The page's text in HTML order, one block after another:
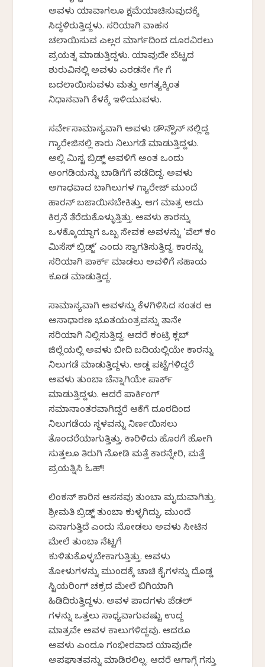
ಅವಳು ಯಾವಾಗಲೂ ಕ್ಷಮೆಯಾಚಿಸುವುದಕ್ಕೆ
ಸಿದ್ಧಳಿರುತ್ತಿದ್ದಳು. ಸರಿಯಾಗಿ ವಾಹನ
ಚಲಾಯಿಸುವ ಎಲ್ಲರ ಮಾರ್ಗದಿಂದ ದೂರವಿರಲು
ಪ್ರಯತ್ನ ಮಾಡುತ್ತಿದ್ದಳು. ಯಾವುದೇ ಬೆಟ್ಟದ
ಶುರುವಿನಲ್ಲಿ ಅವಳು ಎರಡನೇ ಗೇರ್ ಗೆ
ಬದಲಾಯಿಸುವಳು ಮತ್ತು ಅಗತ್ಯಕ್ಕಿಂತ
ನಿಧಾನವಾಗಿ ಕೆಳಕ್ಕೆ ಇಳಿಯುವಳು.
ಸರ್ವೇಸಾಮಾನ್ಯವಾಗಿ ಅವಳು ಡೌನ್ಟೌನ್ ನಲ್ಲಿದ್ದ
ಗ್ಯಾರೇಜಿನಲ್ಲಿ ಕಾರು ನಿಲುಗಡೆ ಮಾಡುತ್ತಿದ್ದಳು.
ಅಲ್ಲಿ ಮಿಸ್ಟರ್ ಬ್ರಿಡ್ಜ್ ಅವಳಿಗೆ ಅಂತ ಒಂದು
ಅಂಗಡಿಯನ್ನು ಬಾಡಿಗೆಗೆ ಪಡೆದಿದ್ದ. ಅವಳು
ಅಗಾಧವಾದ ಬಾಗಿಲುಗಳ ಗ್ಯಾರೇಜ್ ಮುಂದೆ
ಹಾರನ್ ಬಜಾಯಿಸಬೇಕಿತ್ತು. ಆಗ ಮಾತ್ರ ಅದು
ಕಿರ್ರನೆ ತೆರೆದುಕೊಳ್ಳುತ್ತಿತ್ತು. ಅವಳು ಕಾರನ್ನು
ಒಳಕ್ಕೊಯ್ದಾಗ ಒಬ್ಬ ಸೇವಕ ಅವಳನ್ನು ‘ವೆಲ್ ಕಂ
ಮಿಸೆಸ್ ಬ್ರಿಡ್ಜ್’ ಎಂದು ಸ್ವಾಗತಿಸುತ್ತಿದ್ದ. ಕಾರನ್ನು
ಸರಿಯಾಗಿ ಪಾರ್ಕ್ ಮಾಡಲು ಅವಳಿಗೆ ಸಹಾಯ
ಕೂಡ ಮಾಡುತ್ತಿದ್ದ.
ಸಾಮಾನ್ಯವಾಗಿ ಅವಳನ್ನು ಕೆಳಗಿಳಿಸಿದ ನಂತರ ಆ
ಅಸಾಧಾರಣ ಭೂತಯಂತ್ರವನ್ನು ತಾನೇ
ಸರಿಯಾಗಿ ನಿಲ್ಲಿಸುತ್ತಿದ್ದ. ಆದರೆ ಕಂಟ್ರಿ ಕ್ಲಬ್
ಜಿಲ್ಲೆಯಲ್ಲಿ ಅವಳು ಬೀದಿ ಬದಿಯಲ್ಲಿಯೇ ಕಾರನ್ನು
ನಿಲುಗಡೆ ಮಾಡುತ್ತಿದ್ದಳು. ಅಡ್ಡ ಪಟ್ಟೆಗಳಿದ್ದರೆ
ಅವಳು ತುಂಬಾ ಚೆನ್ನಾಗಿಯೇ ಪಾರ್ಕ್
ಮಾಡುತ್ತಿದ್ದಳು. ಆದರೆ ಪಾರ್ಕಿಂಗ್
ಸಮಾನಾಂತರವಾಗಿದ್ದರೆ ಆಕೆಗೆ ದೂರದಿಂದ
ನಿಲುಗಡೆಯ ಸ್ಥಳವನ್ನು ನಿರ್ಣಯಿಸಲು
ತೊಂದರೆಯಾಗುತ್ತಿತ್ತು. ಕಾರಿಳಿದು ಹೊರಗೆ ಹೋಗಿ
ಸುತ್ತಲೂ ತಿರುಗಿ ನೋಡಿ ಮತ್ತೆ ಕಾರನ್ನೇರಿ, ಮತ್ತೆ
ಪ್ರಯತ್ನಿಸಿ ಓಹ್!
ಲಿಂಕನ್ ಕಾರಿನ ಆಸನವು ತುಂಬಾ ಮೃದುವಾಗಿತ್ತು.
ಶ್ರೀಮತಿ ಬ್ರಿಡ್ಜ್ ತುಂಬಾ ಕುಳ್ಳಗಿದ್ದು, ಮುಂದೆ
ಏನಾಗುತ್ತಿದೆ ಎಂದು ನೋಡಲು ಅವಳು ಸೀಟಿನ
ಮೇಲೆ ತುಂಬಾ ನೆಟ್ಟಗೆ
ಕುಳಿತುಕೊಳ್ಳಬೇಕಾಗುತ್ತಿತ್ತು. ಅವಳು
ತೋಳುಗಳನ್ನು ಮುಂದಕ್ಕೆ ಚಾಚಿ ಕೈಗಳನ್ನು ದೊಡ್ಡ
ಸ್ಟಿಯರಿಂಗ್ ಚಕ್ರದ ಮೇಲೆ ಬಿಗಿಯಾಗಿ
ಹಿಡಿದಿರುತ್ತಿದ್ದಳು. ಅವಳ ಪಾದಗಳು ಪೆಡಲ್
ಗಳನ್ನು ಒತ್ತಲು ಸಾಧ್ಯವಾಗುವಷ್ಟು ಉದ್ದ
ಮಾತ್ರವೇ ಅವಳ ಕಾಲುಗಳಿದ್ದವು. ಆದರೂ
ಅವಳು ಎಂದೂ ಗಂಭೀರವಾದ ಯಾವುದೇ
ಅಪಘಾತವನ್ನು ಮಾಡಿರಲಿಲ್ಲ. ಆದರೆ ಆಗಾಗ್ಗೆ ಗಸ್ತು